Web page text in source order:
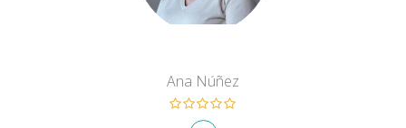
Ana Núñez